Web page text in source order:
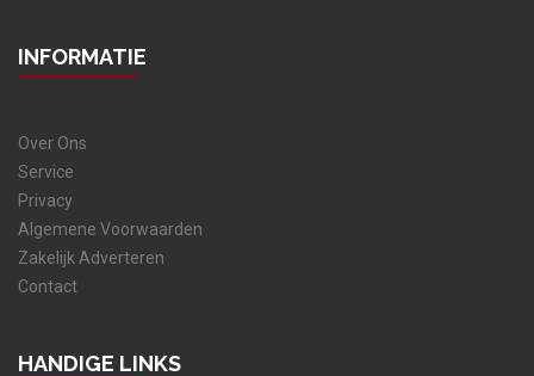
INFORMATIE
Over Ons
Service
Privacy
Algemene Voorwaarden
Zakelijk Adverteren
Contact
HANDIGE LINKS